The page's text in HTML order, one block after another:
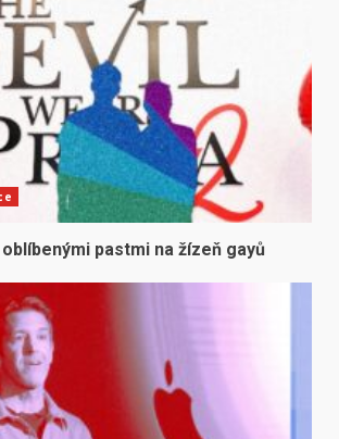
pastmi na žízeň gayů